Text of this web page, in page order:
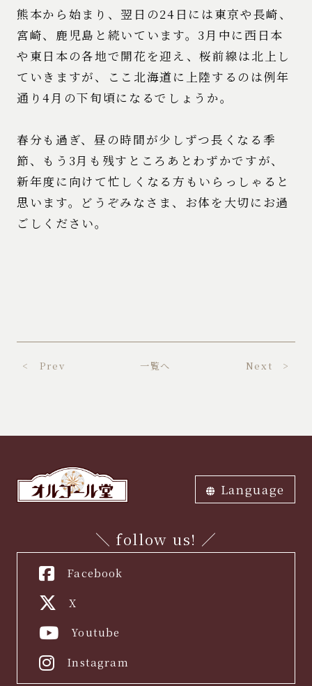
熊本から始まり、翌日の24日には東京や長崎、
宮崎、鹿児島と続いています。3月中に西日本
や東日本の各地で開花を迎え、桜前線は北上し
ていきますが、ここ北海道に上陸するのは例年
通り4月の下旬頃になるでしょうか。
春分も過ぎ、昼の時間が少しずつ長くなる季
節、もう3月も残すところあとわずかですが、
新年度に向けて忙しくなる方もいらっしゃると
思います。どうぞみなさま、お体を大切にお過
ごしください。
< Prev 一覧へ Next >
Language
＼ follow us! ／
Facebook
X
Youtube
Instagram